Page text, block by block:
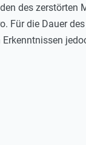
des
Für die Dauer
Erkenntnissen